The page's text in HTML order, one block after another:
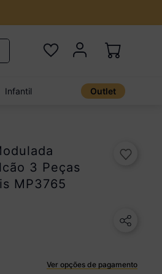
Infantil Outlet
3 Peças
MP3765
Ver opções de pagamento